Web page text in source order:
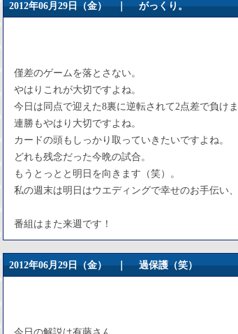
2012年06月29日（金） ｜がっくり。
僅差のゲームを落とさない。
やはりこれが大切ですよね。
今日は同点で迎えた8裏に逆転されて2点差で負けま
連勝もやはり大切ですよね。
カードの頭もしっかり取っていきたいですよね。
どれも残念だった今晩の試合。
もうとっとと明日を向きます（笑）。
私の週末は明日はウエディングで幸せのお手伝い
番組はまた来週です！
2012年06月29日（金） ｜過保護（笑）